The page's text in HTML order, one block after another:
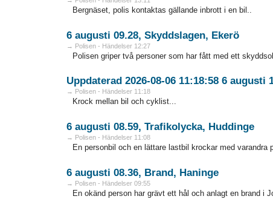
Bergnäset, polis kontaktas gällande inbrott i en bil..
6 augusti 09.28, Skyddslagen, Ekerö
→ Polisen - Händelser 12:27
Polisen griper två personer som har fått med ett
Uppdaterad 2026-08-06 11:18:58 6 augusti
→ Polisen - Händelser 11:18
Krock mellan bil och cyklist...
6 augusti 08.59, Trafikolycka, Huddinge
→ Polisen - Händelser 11:08
En personbil och en lättare lastbil krockar med varandra
6 augusti 08.36, Brand, Haninge
→ Polisen - Händelser 09:55
En okänd person har grävt ett hål och anlagt en brand i